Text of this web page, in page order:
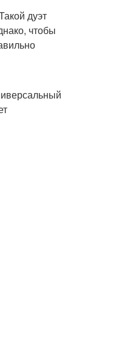
дуэт
чтобы